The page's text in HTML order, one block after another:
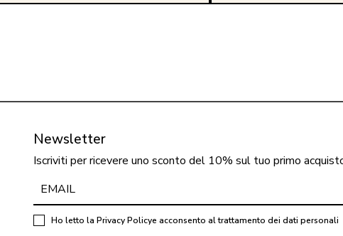
Newsletter
Iscriviti per ricevere uno sconto del 10% sul tuo primo
Ho letto laPrivacy Policye acconsento al trattamento dei dati personali